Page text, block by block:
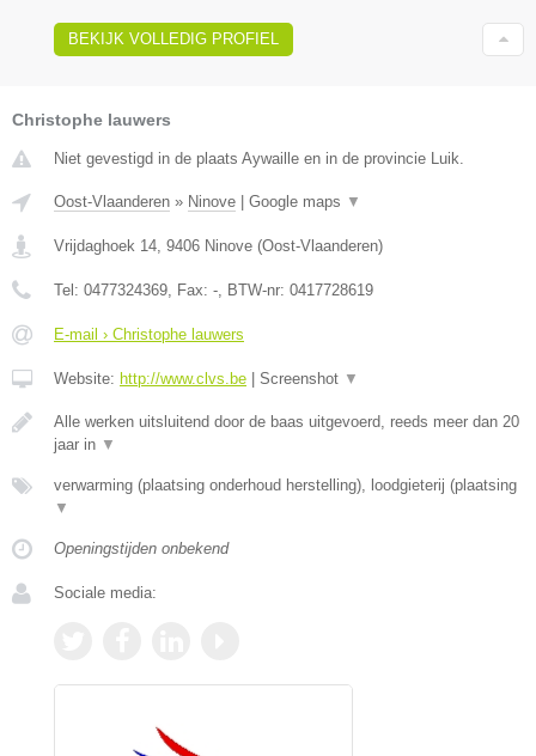
BEKIJK VOLLEDIG PROFIEL
Christophe lauwers
Niet gevestigd in de plaats Aywaille en in de provincie Luik.
Oost-Vlaanderen » Ninove Google maps ▼
Vrijdaghoek 14, 9406 Ninove (Oost-Vlaanderen)
Tel: 0477324369, Fax: -, BTW-nr: 0417728619
E-mail › Christophe lauwers
Website: http://www.clvs.be Screenshot ▼
Alle werken uitsluitend door de baas uitgevoerd, reeds meer dan 20
jaar in ▼
verwarming (plaatsing onderhoud herstelling), loodgieterij (plaatsing
▼
Openingstijden onbekend
Sociale media: